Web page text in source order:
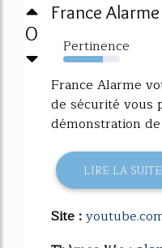
0
France
Pertinence
70%
France Alarme
de sécurité vous
démonstration
LIRE LA SUITE
Site :